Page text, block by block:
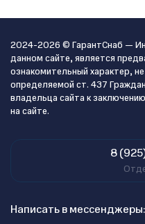
2024-2026 © ГарантСнаб —
данном сайте, является
ознакомительный характер,
определяемой ст. 437
владельца сайта к
на сайте.
8
Написать в мессенджеры: